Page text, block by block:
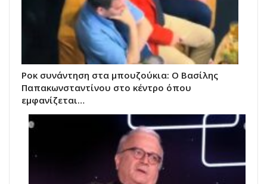
Ροκ συνάντηση στα μπουζούκια: Ο Βασίλης
Παπακωνσταντίνου στο κέντρο όπου
εμφανίζεται…